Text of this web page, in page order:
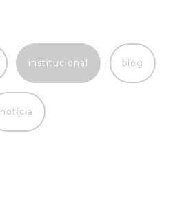
institucional blog
notícia